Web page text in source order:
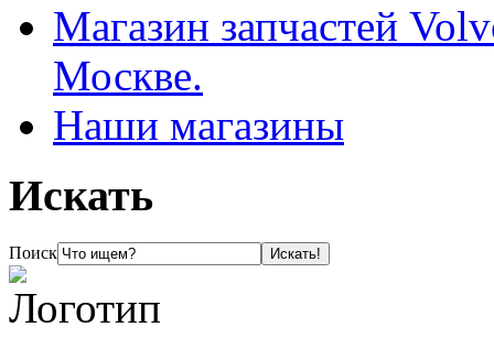
Магазин запчастей
Москве.
Наши магазины
Искать
Поиск